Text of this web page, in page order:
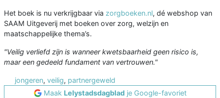
Het boek is nu verkrijgbaar via zorgboeken.nl, dé webshop van
SAAM Uitgeverij met boeken over zorg, welzijn en
maatschappelijke thema’s.
"Veilig verliefd zijn is wanneer kwetsbaarheid geen risico is,
maar een gedeeld fundament van vertrouwen."
jongeren, veilig, partnergeweld
Maak Lelystadsdagbladje Google-favoriet